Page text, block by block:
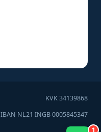
KVK 34139868
IBAN NL21 INGB 0005845347